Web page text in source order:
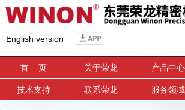
English version
首 页 关于荣龙 产品中心
技术支持 联系荣龙 服务领域
信息搜索